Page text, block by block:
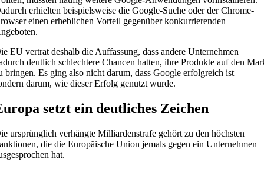
erhielten beispielsweise die Google-Suche oder der Chrome-
einen erheblichen Vorteil gegenüber konkurrierenden
EU vertrat deshalb die Auffassung, dass andere Unternehmen
deutlich schlechtere Chancen hatten, ihre Produkte auf den
bringen. Es ging also nicht darum, dass Google erfolgreich ist –
darum, wie dieser Erfolg genutzt wurde.
setzt ein deutliches Zeichen
ursprünglich verhängte Milliardenstrafe gehört zu den höchsten
die die Europäische Union jemals gegen ein Unternehmen
hat.